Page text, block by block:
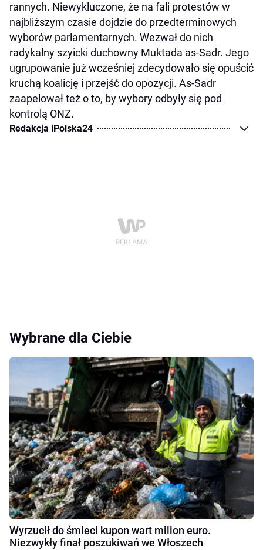
rannych. Niewykluczone, że na fali protestów w
najbliższym czasie dojdzie do przedterminowych
wyborów parlamentarnych. Wezwał do nich
radykalny szyicki duchowny Muktada as-Sadr. Jego
ugrupowanie już wcześniej zdecydowało się opuścić
kruchą koalicję i przejść do opozycji. As-Sadr
zaapelował też o to, by wybory odbyły się pod
kontrolą ONZ.
Redakcja iPolska24
Wybrane dla Ciebie
Wyrzucił do śmieci kupon wart milion euro.
Niezwykły finał poszukiwań we Włoszech